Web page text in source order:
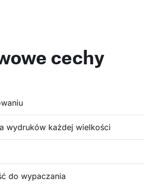
cechy
wydruków każdej wielkości
do wypaczania